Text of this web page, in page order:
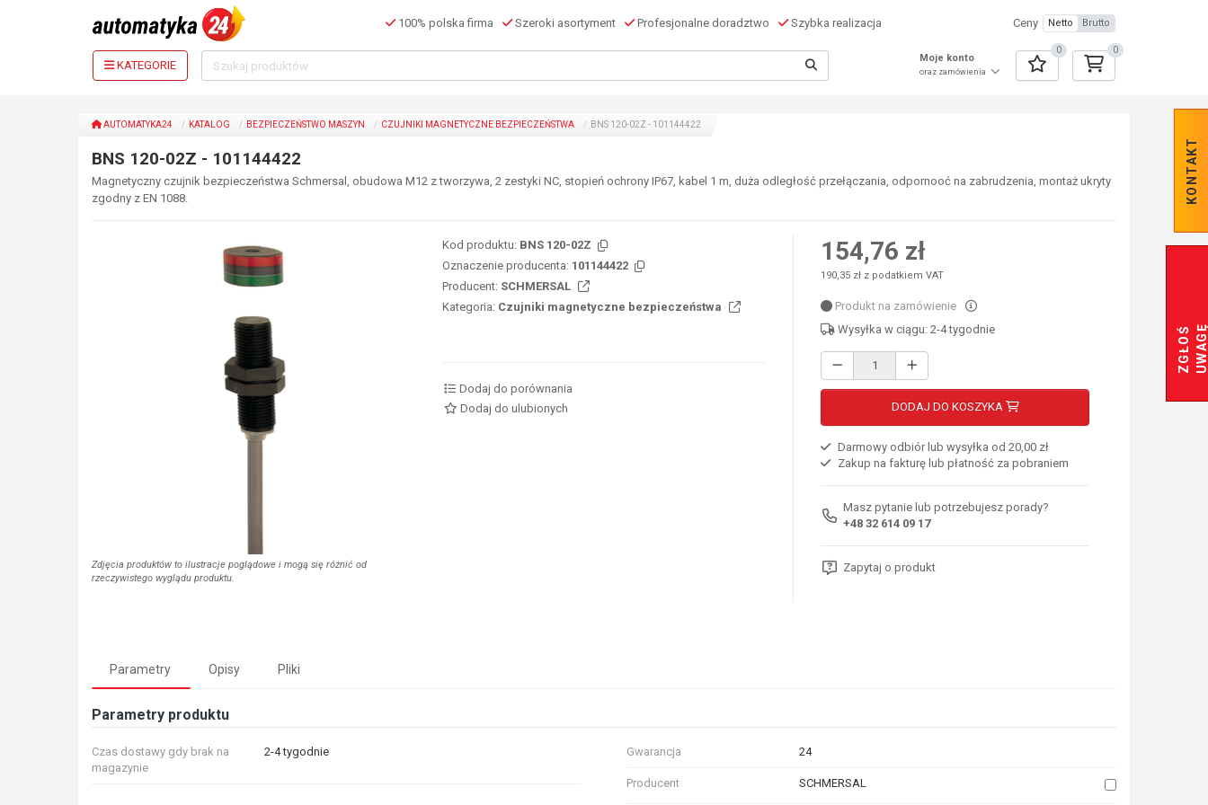
100% polska firma Szeroki asortyment Profesjonalne doradztwo Szybka realizacja Ceny Netto Brutto
KATEGORIE
Moje konto
oraz zamówienia
0 0
KONTAKT
Z
G
Ł
O
Ś
U
W
A
GĘ
AUTOMATYKA24 KATALOG BEZPIECZEŃSTWO MASZYN CZUJNIKI MAGNETYCZNE BEZPIECZEŃSTWA BNS 120-02Z - 101144422
BNS 120-02Z - 101144422
Magnetyczny czujnik bezpieczeństwa Schmersal, obudowa M12 z tworzywa, 2 zestyki NC, stopień ochrony IP67, kabel 1 m, duża odległość przełączania, odpornooć na zabrudzenia, montaż ukryty
zgodny z EN 1088.
Zdjęcia produktów to ilustracje poglądowe i mogą się różnić od
rzeczywistego wyglądu produktu.
Kod produktu: BNS 120-02Z
Oznaczenie producenta: 101144422
Producent: SCHMERSAL
Kategoria: Czujniki magnetyczne bezpieczeństwa
Dodaj do porównania
Dodaj do ulubionych
154,76 zł
190,35 zł z podatkiem VAT
Produkt na zamówienie
Wysyłka w ciągu: 2-4 tygodnie
DODAJ DO KOSZYKA
Darmowy odbiór lub wysyłka od 20,00 zł
Zakup na fakturę lub płatność za pobraniem
Masz pytanie lub potrzebujesz porady?
+48 32 614 09 17
Zapytaj o produkt
Parametry Opisy Pliki
Parametry produktu
Czas dostawy gdy brak na
magazynie
2-4 tygodnie Gwarancja 24
Producent SCHMERSAL